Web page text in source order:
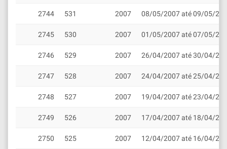
2744 531 2007 08/05/2007 até 09/05/
2745 530 2007 01/05/2007 até 07/05/
2746 529 2007 26/04/2007 até 30/04/
2747 528 2007 24/04/2007 até 25/04/
2748 527 2007 19/04/2007 até 23/04/
2749 526 2007 17/04/2007 até 18/04/
2750 525 2007 12/04/2007 até 16/04/